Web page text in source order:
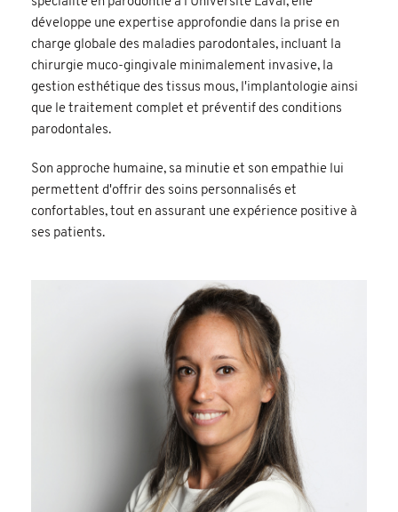
développe une expertise approfondie dans la prise en
charge globale des maladies parodontales, incluant la
chirurgie muco-gingivale minimalement invasive, la
gestion esthétique des tissus mous, l'implantologie ainsi
que le traitement complet et préventif des conditions
parodontales.
Son approche humaine, sa minutie et son empathie lui
permettent d'offrir des soins personnalisés et
confortables, tout en assurant une expérience positive à
ses patients.